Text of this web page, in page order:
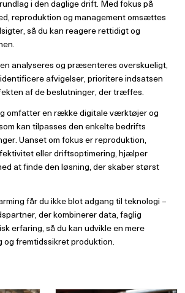
i den daglige drift. Med fokus på
reproduktion og management omsættes
så du kan reagere rettidigt og
analyseres og præsenteres overskueligt,
afvigelser, prioritere indsatsen
af de beslutninger, der træffes.
omfatter en række digitale værktøjer og
kan tilpasses den enkelte bedrifts
Uanset om fokus er reproduktion,
eller driftsoptimering, hjælper
at finde den løsning, der skaber størst
får du ikke blot adgang til teknologi –
der kombinerer data, faglig
erfaring, så du kan udvikle en mere
fremtidssikret produktion.